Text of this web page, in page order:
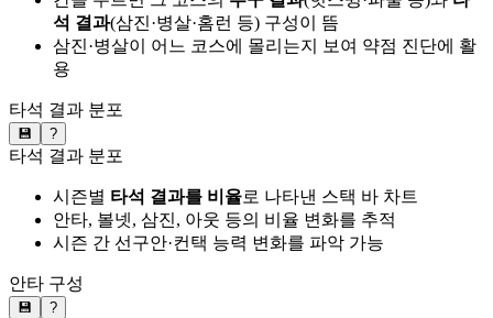
석 결과(삼진·병살·홈런 등) 구성이 뜸
삼진·병살이 어느 코스에 몰리는지 보여 약점 진단에 활
용
타석 결과 분포
💾 ?
타석 결과 분포
시즌별 타석 결과를 비율로 나타낸 스택 바 차트
안타, 볼넷, 삼진, 아웃 등의 비율 변화를 추적
시즌 간 선구안·컨택 능력 변화를 파악 가능
안타 구성
💾 ?